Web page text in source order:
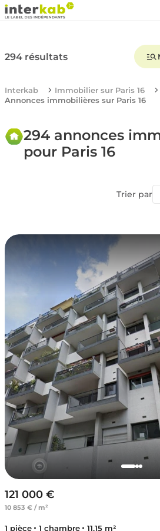
294 résultats
Interkab
Immobilier sur Paris 16
Annonces immobilières sur Paris 16
294 annonces
pour Paris 16
Trier par
121 000 €
10 853 € / m²
1 pièce 1 chambre
11.15 m²